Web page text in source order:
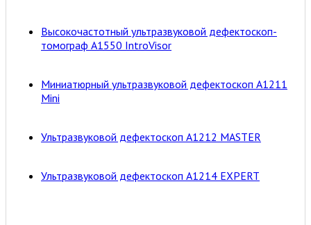
Высокочастотный ультразвуковой дефектоскоп-
томограф А1550 IntroVisor
Миниатюрный ультразвуковой дефектоскоп А1211
Mini
Ультразвуковой дефектоскоп А1212 MASTER
Ультразвуковой дефектоскоп А1214 EXPERT